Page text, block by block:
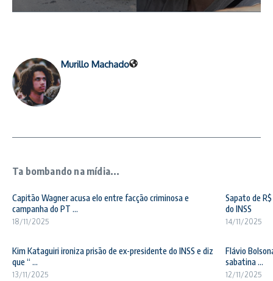
Murillo Machado
Ta bombando na mídia...
Capitão Wagner acusa elo entre facção criminosa e
campanha do PT ...
18/11/2025
Sapato de
do INSS
14/11/2025
Kim Kataguiri ironiza prisão de ex-presidente do INSS e diz
que “ ...
13/11/2025
Flávio
sabatina ...
12/11/2025